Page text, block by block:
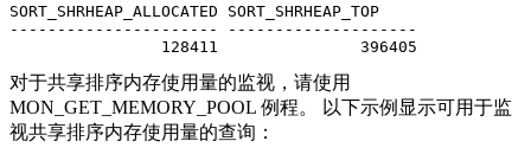
SORT_SHRHEAP_ALLOCATED SORT_SHRHEAP_TOP
---------------------- --------------------
                128411               396405
对于共享排序内存使用量的监视，请使用
MON_GET_MEMORY_POOL 例程。 以下示例显示可用于监
视共享排序内存使用量的查询：